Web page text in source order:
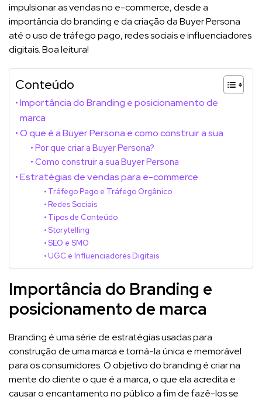
impulsionar as vendas no e-commerce, desde a
importância do branding e da criação da Buyer Persona
até o uso de tráfego pago, redes sociais e influenciadores
digitais. Boa leitura!
Conteúdo
Importância do Branding e posicionamento de
marca
O que é a Buyer Persona e como construir a sua
Por que criar a Buyer Persona?
Como construir a sua Buyer Persona
Estratégias de vendas para e-commerce
Tráfego Pago e Tráfego Orgânico
Redes Sociais
Tipos de Conteúdo
Storytelling
SEO e SMO
UGC e Influenciadores Digitais
Importância do Branding e
posicionamento de marca
Branding é uma série de estratégias usadas para
construção de uma marca e torná-la única e memorável
para os consumidores. O objetivo do branding é criar na
mente do cliente o que é a marca, o que ela acredita e
causar o encantamento no público a fim de fazê-los se